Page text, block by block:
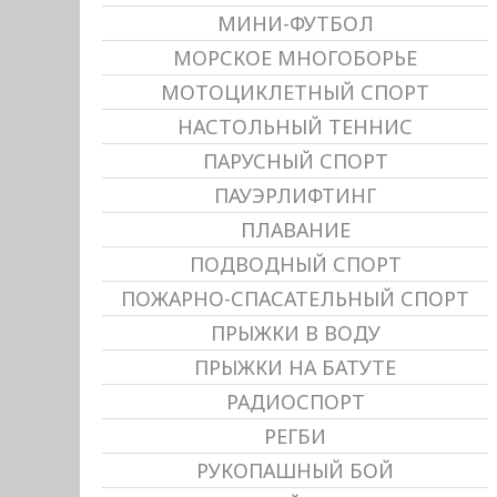
МИНИ-ФУТБОЛ
МОРСКОЕ МНОГОБОРЬЕ
МОТОЦИКЛЕТНЫЙ СПОРТ
НАСТОЛЬНЫЙ ТЕННИС
ПАРУСНЫЙ СПОРТ
ПАУЭРЛИФТИНГ
ПЛАВАНИЕ
ПОДВОДНЫЙ СПОРТ
ПОЖАРНО-СПАСАТЕЛЬНЫЙ СПОРТ
ПРЫЖКИ В ВОДУ
ПРЫЖКИ НА БАТУТЕ
РАДИОСПОРТ
РЕГБИ
РУКОПАШНЫЙ БОЙ